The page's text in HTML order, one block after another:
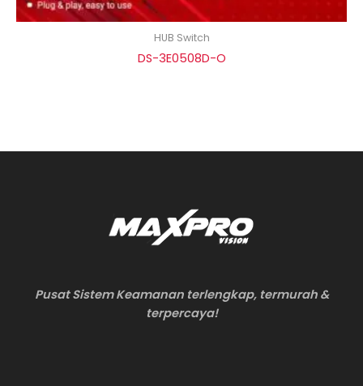
HUB Switch
DS-3E0508D-O
Pusat Sistem Keamanan terlengkap, termurah &
terpercaya!